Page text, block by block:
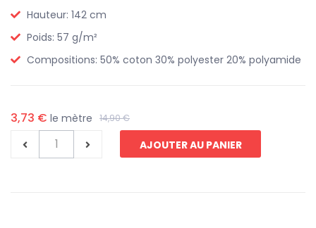
Hauteur: 142 cm
Poids: 57 g/m²
Compositions: 50% coton 30% polyester 20% polyamide
3,73 € le mètre 14,90 €
AJOUTER AU PANIER